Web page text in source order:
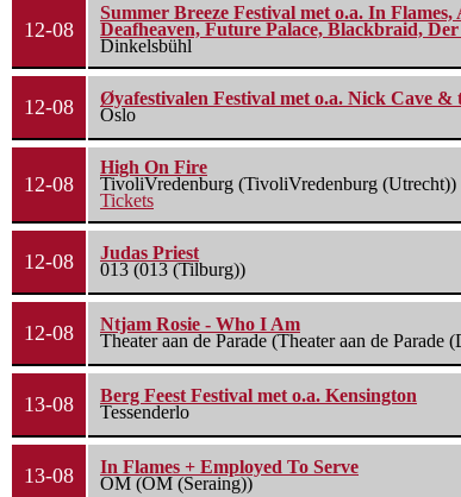
12-08
Summer Breeze Festival met o.a. In
Deafheaven, Future Palace, Blackbraid,
Dinkelsbühl
12-08
Øyafestivalen Festival met o.a. Nick Cave &
Oslo
12-08
High On Fire
TivoliVredenburg (TivoliVredenburg (Utrecht))
Tickets
12-08
Judas Priest
013 (013 (Tilburg))
12-08
Ntjam Rosie - Who I Am
Theater aan de Parade (Theater aan de Parade
13-08
Berg Feest Festival met o.a. Kensington
Tessenderlo
13-08
In Flames + Employed To Serve
OM (OM (Seraing))